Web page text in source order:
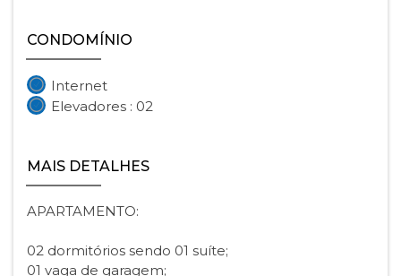
CONDOMÍNIO
Internet
Elevadores : 02
MAIS DETALHES
APARTAMENTO:
02 dormitórios sendo 01 suíte;
01 vaga de garagem;